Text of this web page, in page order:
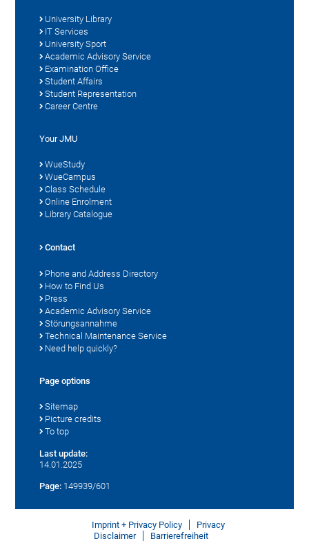
University Library
IT Services
University Sport
Academic Advisory Service
Examination Office
Student Affairs
Student Representation
Career Centre
Your JMU
WueStudy
WueCampus
Class Schedule
Online Enrolment
Library Catalogue
Contact
Phone and Address Directory
How to Find Us
Press
Academic Advisory Service
Störungsannahme
Technical Maintenance Service
Need help quickly?
Page options
Sitemap
Picture credits
To top
Last update:
14.01.2025
Page: 149939/601
Imprint + Privacy Policy
Privacy
Disclaimer
Barrierefreiheit